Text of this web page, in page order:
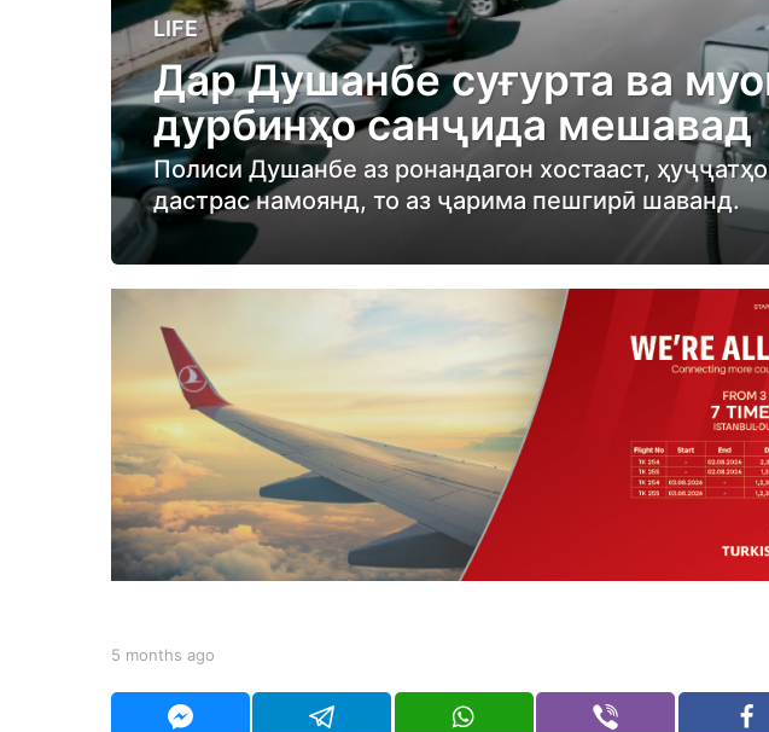
5
m
o
n
t
h
s
a
5
m
n
t
h
s
a
LIFE
Дар Душанбе суғурта ва
дурбинҳо санҷида мешавад
Полиси Душанбе аз ронандагон хостааст,
дастрас намоянд, то аз ҷарима пешгирӣ шаванд.
b
S
5 months ago